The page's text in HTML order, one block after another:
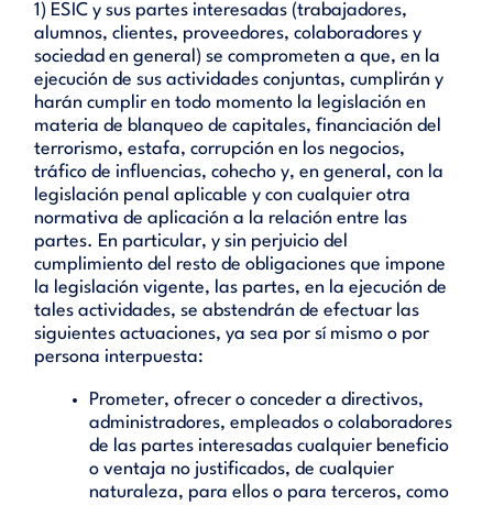
1) ESIC y sus partes interesadas (trabajadores,
alumnos, clientes, proveedores, colaboradores y
sociedad en general) se comprometen a que, en la
ejecución de sus actividades conjuntas, cumplirán y
harán cumplir en todo momento la legislación en
materia de blanqueo de capitales, financiación del
terrorismo, estafa, corrupción en los negocios,
tráfico de influencias, cohecho y, en general, con la
legislación penal aplicable y con cualquier otra
normativa de aplicación a la relación entre las
partes. En particular, y sin perjuicio del
cumplimiento del resto de obligaciones que impone
la legislación vigente, las partes, en la ejecución de
tales actividades, se abstendrán de efectuar las
siguientes actuaciones, ya sea por sí mismo o por
persona interpuesta:
Prometer, ofrecer o conceder a directivos,
administradores, empleados o colaboradores
de las partes interesadas cualquier beneficio
o ventaja no justificados, de cualquier
naturaleza, para ellos o para terceros, como